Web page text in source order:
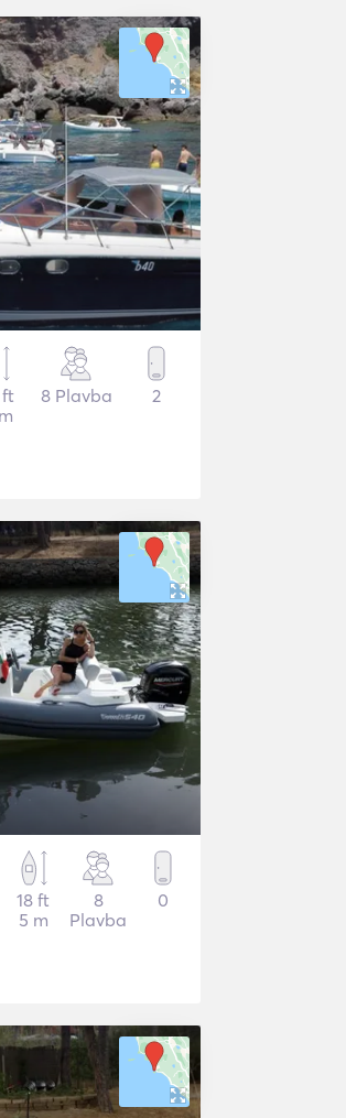
ft
8 Plavba 2
18 ft
5 m
8
Plavba
0